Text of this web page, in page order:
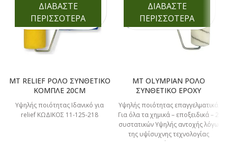
MT RELIEF ΡΟΛΟ ΣΥΝΘΕΤΙΚΟ
ΚΟΜΠΛΕ 20CM
Υψηλής ποιότητας Ιδανικό για
relief ΚΩΔΙΚΟΣ 11-125-218
ΔΙΑΒΑΣΤΕ
ΠΕΡΙΣΣΟΤΕΡΑ
MT OLYMPIAN ΡΟΛΟ
ΣΥΝΘΕΤΙΚΟ EPOXY
Υψηλής ποιότητας επαγγελματικά
Για όλα τα χημικά – εποξειδικά – 2
συστατικών Υψηλής αντοχής λόγω
της υψίσυχνης τεχνολογίας
ΔΙΑΒΑΣΤΕ
ΠΕΡΙΣΣΟΤΕΡΑ